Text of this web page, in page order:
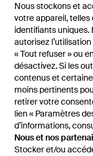
Nous stockons et
votre appareil, telles
identifiants uniques.
autorisez
« Tout refuser » ou
désactivez. Si les
contenus et
moins pertinents
retirer votre
lien « Paramètres
d’informations,
Nous et nos
Stocker et/ou
Vendu